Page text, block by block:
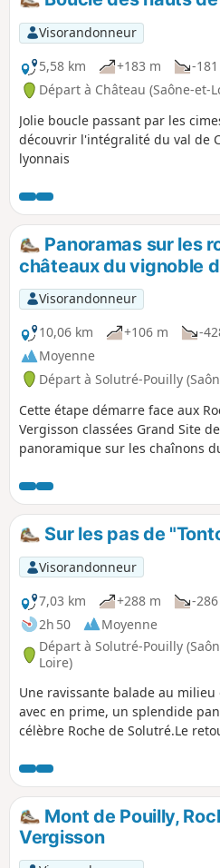
Visorandonneur
5,58 km
+183 m -
Départ à Château (Saône-et-
Jolie boucle passant par les
découvrir l'intégralité du val de
lyonnais
Panoramas sur les
châteaux du vignoble
Visorandonneur
10,06 km
+106 m -
Moyenne
Départ à Solutré-Pouilly
Cette étape démarre face aux
Vergisson classées Grand Site
panoramique sur les chaînons
faunistique et floristique
renommés (Pouilly-Fuissé,
les châteaux de Chasselas et de
Sur les pas de
Visorandonneur
7,03 km
+288 m
-
2h 50
Moyenne
Départ à Solutré-Pouilly
Loire)
Une ravissante balade au
avec en prime, un splendide
célèbre Roche de Solutré.Le
touristique. Il n'est plus possible
le parking de départ de la
au dessus.
Mont de Pouilly,
Vergisson